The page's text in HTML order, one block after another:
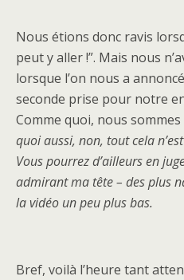
Nous étions donc ravis
peut y aller !”. Mais nous
lorsque l’on nous a
seconde prise pour notre
Comme quoi, nous sommes
quoi aussi, non, tout cela
Vous pourrez d’ailleurs en
admirant ma tête – des plus
la vidéo un peu plus bas.
Bref, voilà l’heure tant